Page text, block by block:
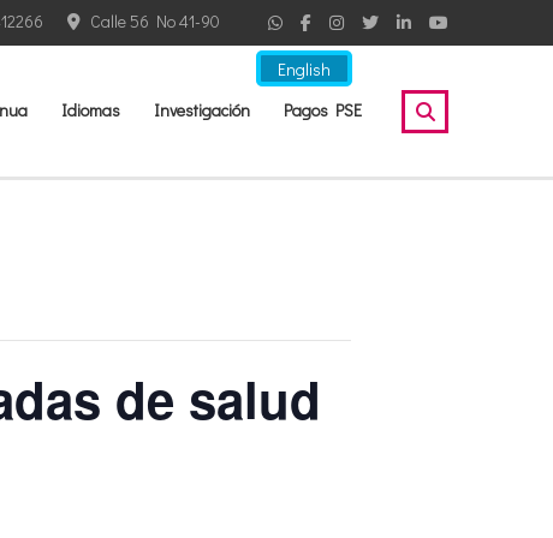
English
Calle 56 No 41-90
Idiomas Investigación Pagos PSE
de salud